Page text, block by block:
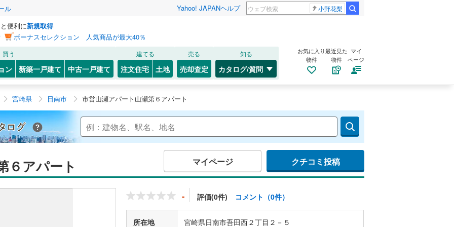
ル Yahoo! JAPANヘルプ 小野花梨
便利に新規取得
ボーナスセレクション 人気商品が最大40％
買う
ン 新築一戸建て 中古一戸建て
建てる
注文住宅 土地
売る
売却査定
知る
カタログ/質問
お気に入り
物件
最近見た
物件
マイ
ページ
宮崎県 日南市 市営山瀬アパート山瀬第６アパート
Yahoo!不動産 マンションカタログ
６アパート マイページ クチコミ投稿
- 評価(0件) コメント（0件）
所在地 宮崎県日南市吾田西２丁目２－５